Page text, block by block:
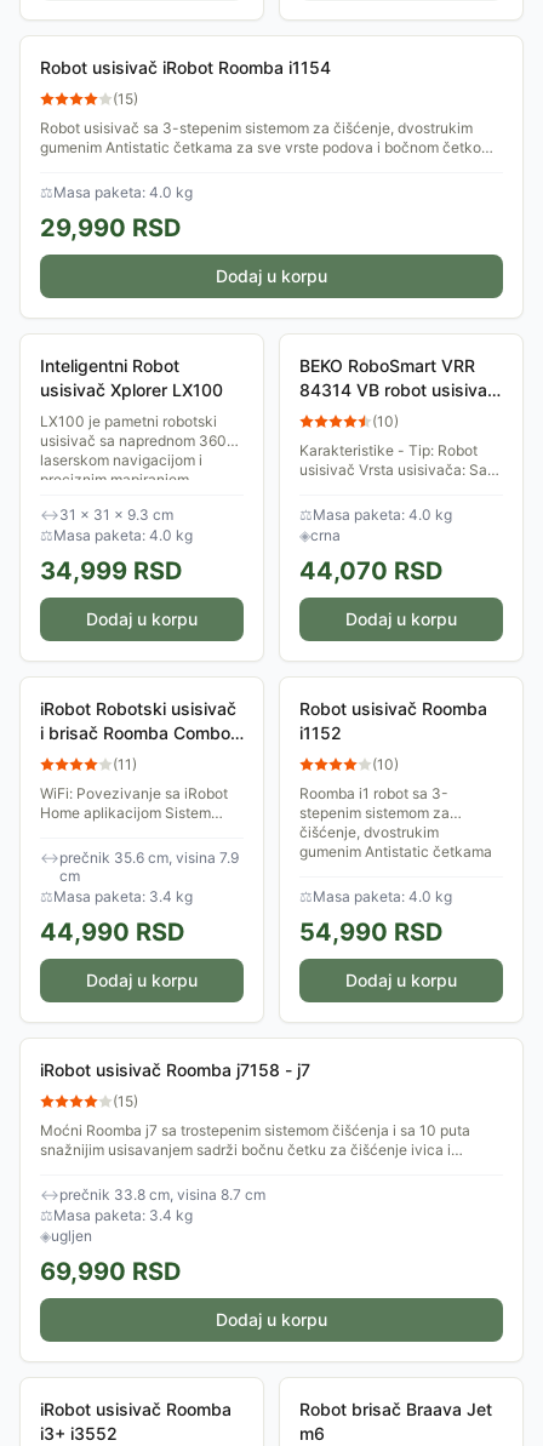
Robot usisivač iRobot Roomba i1154
(15)
Robot usisivač sa 3-stepenim sistemom za čišćenje, dvostrukim
gumenim Antistatic četkama za sve vrste podova i bočnom četkom
⚖Masa paketa: 4.0 kg
29,990 RSD
Dodaj u korpu
Inteligentni Robot
usisivač Xplorer LX100
LX100 je pametni robotski
usisivač sa naprednom 360°
laserskom navigacijom i
preciznim mapiranjem
potpuno automatizovano...
↔31 × 31 × 9.3 cm
⚖Masa paketa: 4.0 kg
34,999 RSD
Dodaj u korpu
BEKO RoboSmart VRR
84314 VB robot usisivač
sa posudom
(10)
Karakteristike - Tip: Robot
usisivač Vrsta usisivača: Sa
filtracijom Usisna snaga:
5.000Pa Filter: Da Nivo buke:
65dB(A) Baterija:...
⚖Masa paketa: 4.0 kg
◈crna
44,070 RSD
Dodaj u korpu
iRobot Robotski usisivač
i brisač Roomba Combo
R1138
(11)
WiFi: Povezivanje sa iRobot
Home aplikacijom Sistem
usisiva i briše Bočna četka:
Dve bočne četkice
pozicionirane pod uglom...
↔prečnik 35.6 cm, visina 7.9
cm
⚖Masa paketa: 3.4 kg
44,990 RSD
Dodaj u korpu
Robot usisivač Roomba
i1152
(10)
Roomba i1 robot sa 3-
stepenim sistemom za
čišćenje, dvostrukim
gumenim Antistatic četkama
četkom za čišćenje uglova i...
⚖Masa paketa: 4.0 kg
54,990 RSD
Dodaj u korpu
iRobot usisivač Roomba j7158 - j7
(15)
Moćni Roomba j7 sa trostepenim sistemom čišćenja i sa 10 puta
snažnijim usisavanjem sadrži bočnu četku za čišćenje ivica i
↔prečnik 33.8 cm, visina 8.7 cm
⚖Masa paketa: 3.4 kg
◈ugljen
69,990 RSD
Dodaj u korpu
iRobot usisivač Roomba
i3+ i3552
Robot brisač Braava Jet
m6